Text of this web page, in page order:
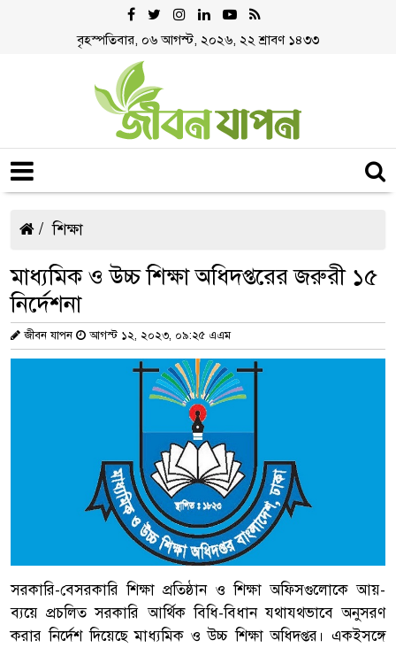
বৃহস্পতিবার, ০৬ আগস্ট, ২০২৬, ২২ শ্রাবণ ১৪৩৩
শিক্ষা
মাধ্যমিক ও উচ্চ শিক্ষা অধিদপ্তরের জরুরী ১৫
নির্দেশনা
জীবন যাপন আগস্ট ১২, ২০২৩, ০৯:২৫ এএম
সরকারি-বেসরকারি শিক্ষা প্রতিষ্ঠান ও শিক্ষা অফিসগুলোকে আয়-
ব্যয়ে প্রচলিত সরকারি আর্থিক বিধি-বিধান যথাযথভাবে অনুসরণ
করার নির্দেশ দিয়েছে মাধ্যমিক ও উচ্চ শিক্ষা অধিদপ্তর। একইসঙ্গে